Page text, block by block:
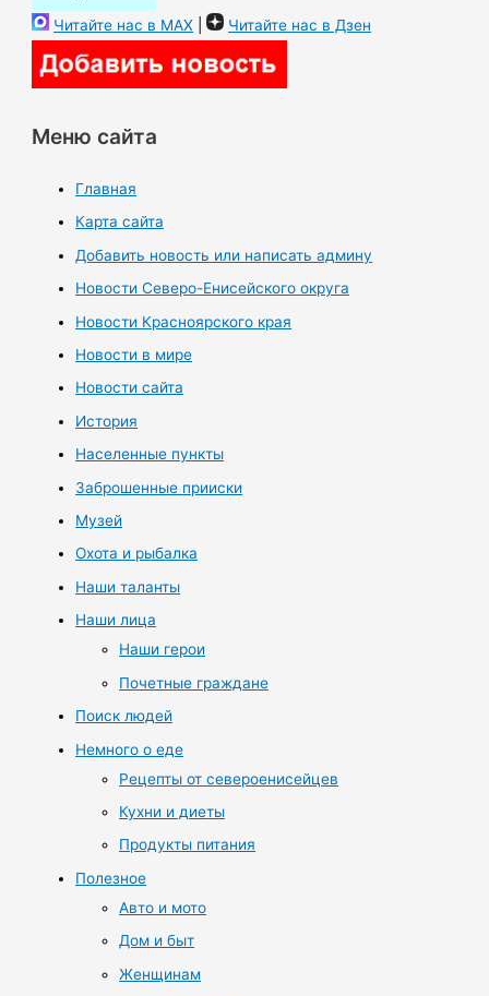
Читайте нас в MAX | Читайте нас в Дзен
Меню сайта
Главная
Карта сайта
Добавить новость или написать админу
Новости Северо-Енисейского округа
Новости Красноярского края
Новости в мире
Новости сайта
История
Населенные пункты
Заброшенные прииски
Музей
Охота и рыбалка
Наши таланты
Наши лица
Наши герои
Почетные граждане
Поиск людей
Немного о еде
Рецепты от североенисейцев
Кухни и диеты
Продукты питания
Полезное
Авто и мото
Дом и быт
Женщинам